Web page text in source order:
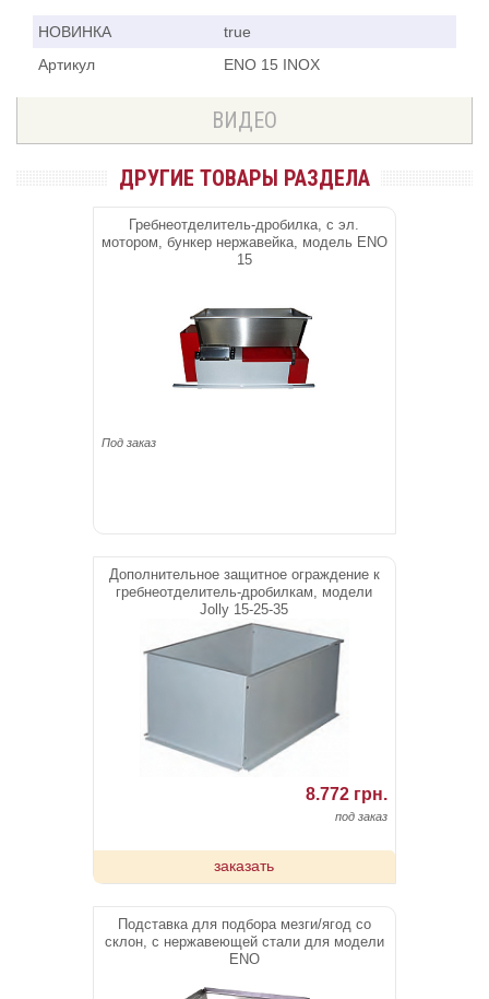
НОВИНКА
true
Артикул
ENO 15 INOX
ВИДЕО
ДРУГИЕ ТОВАРЫ РАЗДЕЛА
Гребнеотделитель-дробилка, с эл.
мотором, бункер нержавейка, модель ENO
15
Под заказ
Дополнительное защитное ограждение к
гребнеотделитель-дробилкам, модели
Jolly 15-25-35
8.772 грн.
под заказ
заказать
Подставка для подбора мезги/ягод со
склон, с нержавеющей стали для модели
ENO